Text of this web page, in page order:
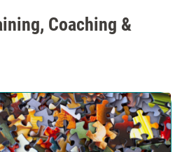
Coaching &